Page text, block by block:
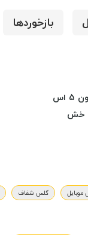
بازخوردها
خش
گلس شفاف